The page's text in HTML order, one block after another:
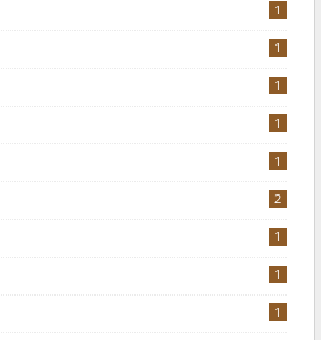
1
1
1
1
1
2
1
1
1